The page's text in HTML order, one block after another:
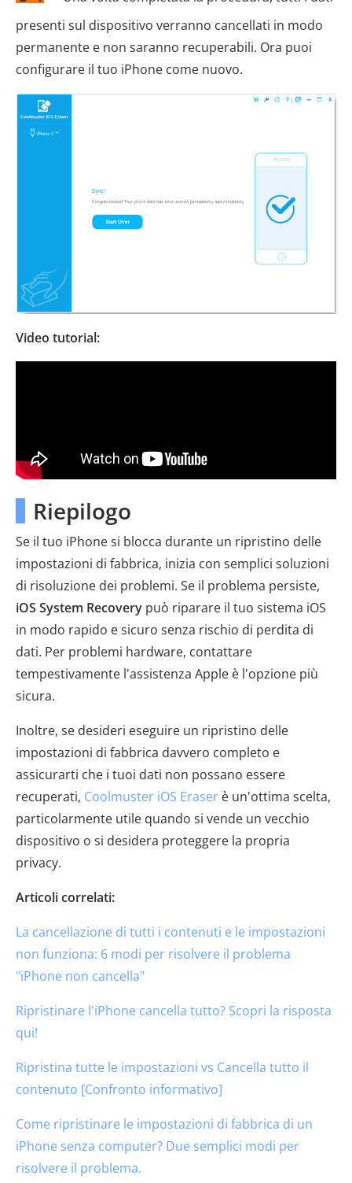
presenti sul dispositivo verranno cancellati in modo
permanente e non saranno recuperabili. Ora puoi
configurare il tuo iPhone come nuovo.
Video tutorial:
Riepilogo
Se il tuo iPhone si blocca durante un ripristino delle
impostazioni di fabbrica, inizia con semplici soluzioni
di risoluzione dei problemi. Se il problema persiste,
iOS System Recovery può riparare il tuo sistema iOS
in modo rapido e sicuro senza rischio di perdita di
dati. Per problemi hardware, contattare
tempestivamente l'assistenza Apple è l'opzione più
sicura.
Inoltre, se desideri eseguire un ripristino delle
impostazioni di fabbrica davvero completo e
assicurarti che i tuoi dati non possano essere
recuperati, Coolmuster iOS Eraser è un'ottima scelta,
particolarmente utile quando si vende un vecchio
dispositivo o si desidera proteggere la propria
privacy.
Articoli correlati:
La cancellazione di tutti i contenuti e le impostazioni
non funziona: 6 modi per risolvere il problema
"iPhone non cancella"
Ripristinare l'iPhone cancella tutto? Scopri la risposta
qui!
Ripristina tutte le impostazioni vs Cancella tutto il
contenuto [Confronto informativo]
Come ripristinare le impostazioni di fabbrica di un
iPhone senza computer? Due semplici modi per
risolvere il problema.